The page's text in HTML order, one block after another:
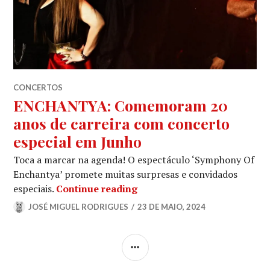
CONCERTOS
ENCHANTYA: Comemoram 20
anos de carreira com concerto
especial em Junho
Toca a marcar na agenda! O espectáculo ‘Symphony Of
Enchantya’ promete muitas surpresas e convidados
especiais. Continue readingENCHANTYA:
JOSÉ MIGUEL RODRIGUES 23 DE MAIO, 2024
SIDEBAR